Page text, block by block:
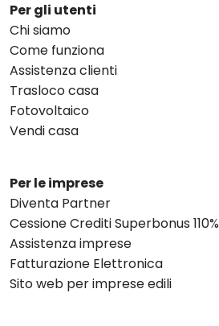
Per gli utenti
Chi siamo
Come funziona
Assistenza clienti
Trasloco casa
Fotovoltaico
Vendi casa
Per le imprese
Diventa Partner
Cessione Crediti Superbonus 110%
Assistenza imprese
Fatturazione Elettronica
Sito web per imprese edili